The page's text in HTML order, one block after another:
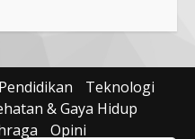
Pendidikan
Teknologi
& Gaya Hidup
Opini